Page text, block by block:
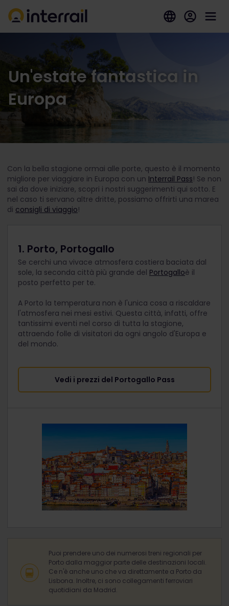
Un'estate fantastica in
Europa
Con la bella stagione ormai alle porte, questo è il momento
migliore per viaggiare in Europa con un Interrail Pass! Se non
sai da dove iniziare, scopri i nostri suggerimenti qui sotto. E
nel caso ti servano altre dritte, possiamo offrirti una marea
di consigli di viaggio!
1. Porto, Portogallo
Se cerchi una vivace atmosfera costiera baciata dal
sole, la seconda città più grande del Portogalloè il
posto perfetto per te.
A Porto la temperatura non è l'unica cosa a riscaldare
l'atmosfera nei mesi estivi. Questa città, infatti, offre
tantissimi eventi nel corso di tutta la stagione,
attraendo folle di visitatori da ogni angolo d'Europa e
del mondo.
Vedi i prezzi del Portogallo Pass
Puoi prendere uno dei numerosi treni regionali per
Porto dalla maggior parte delle destinazioni locali.
Ce n'è anche uno che va direttamente a Porto da
Lisbona. Inoltre, ci sono collegamenti ferroviari
quotidiani da Madrid.